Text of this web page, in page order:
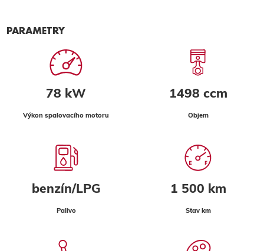
PARAMETRY
78 kW
Výkon spalovacího motoru
1498 ccm
Objem
benzín/LPG
Palivo
1 500 km
Stav km